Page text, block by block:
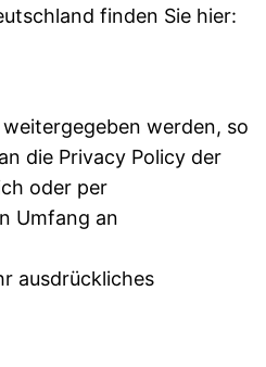
finden Sie hier:
werden, so
die Privacy Policy der
oder per
Umfang an
ausdrückliches